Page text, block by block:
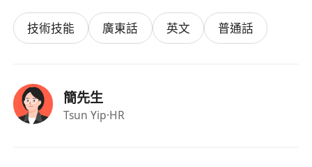
技術技能 廣東話 英文 普通話
簡先生
Tsun Yip·HR